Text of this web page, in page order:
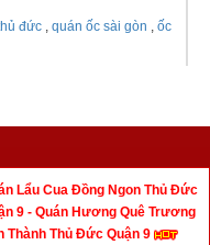
đức , quán ốc sài gòn , ốc
Lẩu Cua Đồng Ngon Thủ Đức
9 - Quán Hương Quê Trương
Thành Thủ Đức Quận 9